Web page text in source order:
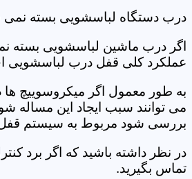
درب دستگاه لباسشویی بسته
اگر درب ماشین لباسشویی بسته
عملکرد کلی قفل درب لباسشویی
به طور معمول اگر میکروسوییچ
می توانند سبب ایجاد این مساله
بررسی شود مربوط به سیستم
در نظر داشته باشید که اگر برد
تماس بگیرید.